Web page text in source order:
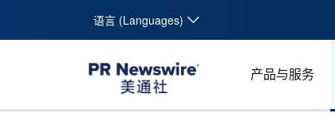
语言 (Languages)
产品与服务